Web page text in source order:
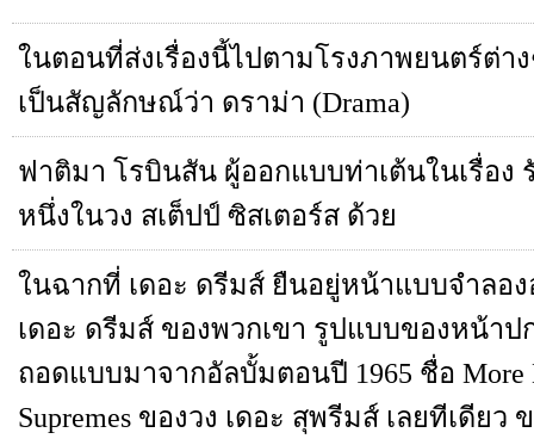
ในตอนที่ส่งเรื่องนี้ไปตามโรงภาพยนตร์ต่า
เป็นสัญลักษณ์ว่า ดราม่า (Drama)
ฟาติมา โรบินสัน ผู้ออกแบบท่าเต้นในเรื่อง
หนึ่งในวง สเต็ปป์ ซิสเตอร์ส ด้วย
ในฉากที่ เดอะ ดรีมส์ ยืนอยู่หน้าแบบจำลอ
เดอะ ดรีมส์ ของพวกเขา รูปแบบของหน้า
ถอดแบบมาจากอัลบั้มตอนปี 1965 ชื่อ More
Supremes ของวง เดอะ สุพรีมส์ เลยทีเดีย